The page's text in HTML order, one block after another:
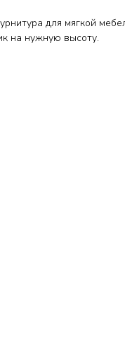
для мягкой
на нужную высоту.